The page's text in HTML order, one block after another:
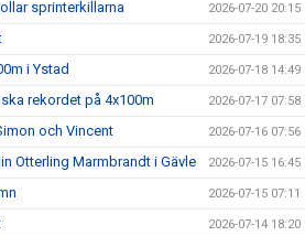
sprinterkillarna 2026-07-20 20:15
2026-07-19 18:35
i Ystad 2026-07-18 14:49
rekordet på 4x100m 2026-07-17 07:58
och Vincent 2026-07-16 07:56
Otterling Marmbrandt i Gävle 2026-07-15 16:45
2026-07-15 07:11
2026-07-14 18:20